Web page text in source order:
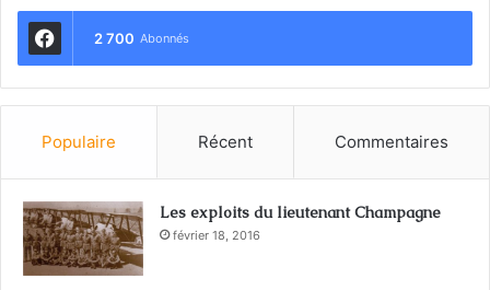
2 700 Abonnés
Populaire Récent Commentaires
Les exploits du lieutenant Champagne
février 18, 2016